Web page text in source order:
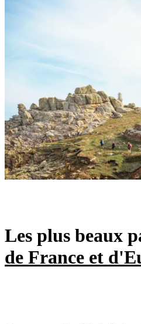
Les plus beaux
de France et